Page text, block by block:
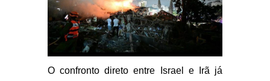
O confronto direto entre Israel e Irã já